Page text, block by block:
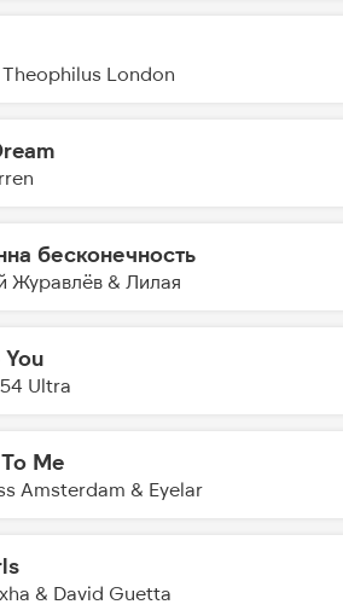
Theophilus London
бесконечность
Журавлёв & Лилая
You
Ultra
To Me
Amsterdam & Eyelar
& David Guetta